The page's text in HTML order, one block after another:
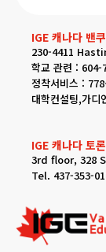
IGE 캐나다 밴
230-4411
학교 관련 : 604-
정착서비스 :
대학컨설팅,가
IGE 캐나다 토
3rd floor, 328
Tel. 437-353-